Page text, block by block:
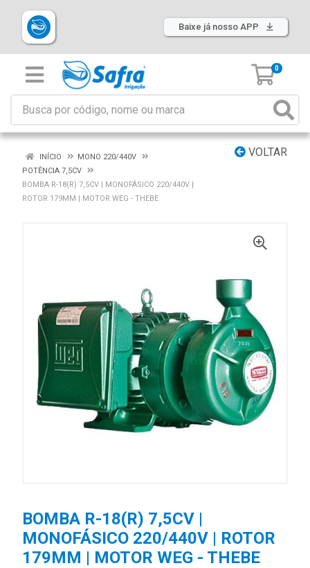
Baixe já nosso APP
0
VOLTAR
INÍCIO
MONO 220/440V
POTÊNCIA 7,5CV
BOMBA R-18(R) 7,5CV | MONOFÁSICO 220/440V |
ROTOR 179MM | MOTOR WEG - THEBE
BOMBA R-18(R) 7,5CV |
MONOFÁSICO 220/440V | ROTOR
179MM | MOTOR WEG - THEBE